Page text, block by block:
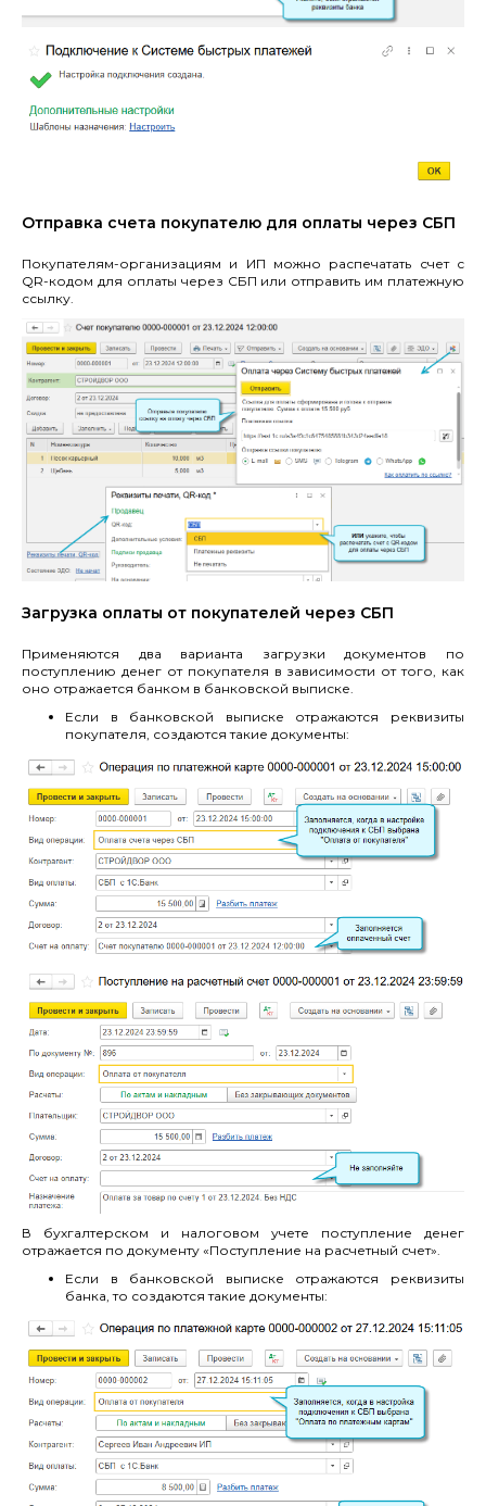
Отправка счета покупателю для оплаты через СБП
Покупателям-организациям и ИП можно распечатать счет с
QR-кодом для оплаты через СБП или отправить им платежную
ссылку.
Загрузка оплаты от покупателей через СБП
Применяются два варианта загрузки документов по
поступлению денег от покупателя в зависимости от того, как
оно отражается банком в банковской выписке.
Если в банковской выписке отражаются реквизиты
покупателя, создаются такие документы:
В бухгалтерском и налоговом учете поступление денег
отражается по документу «Поступление на расчетный счет».
Если в банковской выписке отражаются реквизиты
банка, то создаются такие документы: